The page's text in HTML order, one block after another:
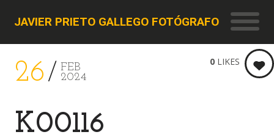
JAVIER PRIETO GALLEGO FOTÓGRAFO
26
FEB
2024
K00116
0 LIKES